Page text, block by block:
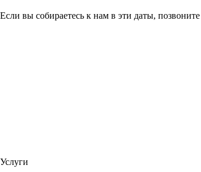
Если вы собираетесь к нам в эти даты,
Услуги